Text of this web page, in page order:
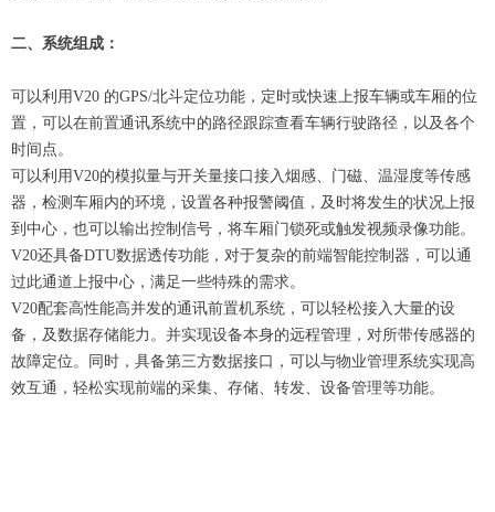
二、系统组成：
可以利用V20 的GPS/北斗定位功能，定时或快速上报车辆或车厢的位
置，可以在前置通讯系统中的路径跟踪查看车辆行驶路径，以及各个
时间点。
可以利用V20的模拟量与开关量接口接入烟感、门磁、温湿度等传感
器，检测车厢内的环境，设置各种报警阈值，及时将发生的状况上报
到中心，也可以输出控制信号，将车厢门锁死或触发视频录像功能。
V20还具备DTU数据透传功能，对于复杂的前端智能控制器，可以通
过此通道上报中心，满足一些特殊的需求。
V20配套高性能高并发的通讯前置机系统，可以轻松接入大量的设
备，及数据存储能力。并实现设备本身的远程管理，对所带传感器的
故障定位。同时，具备第三方数据接口，可以与物业管理系统实现高
效互通，轻松实现前端的采集、存储、转发、设备管理等功能。